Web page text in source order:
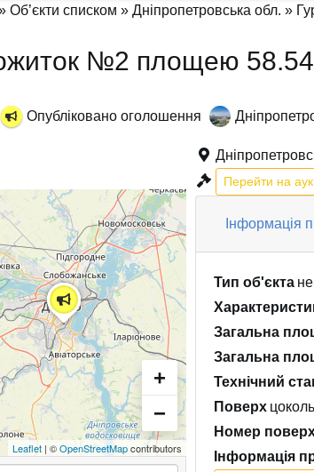
Об’єкти списком » Дніпропетровська обл. »
№2 площею
Опубліковано оголошення
+
−
Leaflet| ©OpenStreetMapcontributors
Перейти на
Інформація
Тип об'єкта
Загальна
Загальна
Технічний
Поверх
Номер
Інформація